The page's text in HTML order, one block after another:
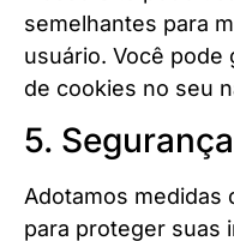
semelhantes para
usuário. Você
de cookies no seu
5.
Adotamos medidas
para proteger suas